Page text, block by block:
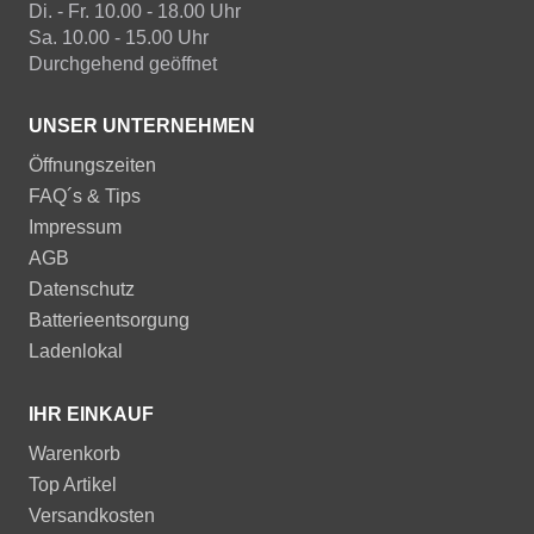
Di. - Fr. 10.00 - 18.00 Uhr
Sa. 10.00 - 15.00 Uhr
Durchgehend geöffnet
UNSER UNTERNEHMEN
Öffnungszeiten
FAQ´s & Tips
Impressum
AGB
Datenschutz
Batterieentsorgung
Ladenlokal
IHR EINKAUF
Warenkorb
Top Artikel
Versandkosten